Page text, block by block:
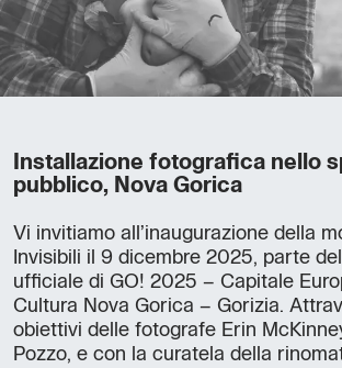
Installazione fotografica nello
pubblico, Nova Gorica
Vi invitiamo all’inaugurazione della
Invisibili il 9 dicembre 2025, parte
ufficiale di GO! 2025 – Capitale
Cultura Nova Gorica – Gorizia.
obiettivi delle fotografe Erin
Pozzo, e con la curatela della